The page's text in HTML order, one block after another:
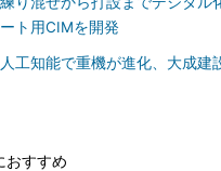
ート用CIMを開発
人工知能で重機が進化、大成建
おすすめ